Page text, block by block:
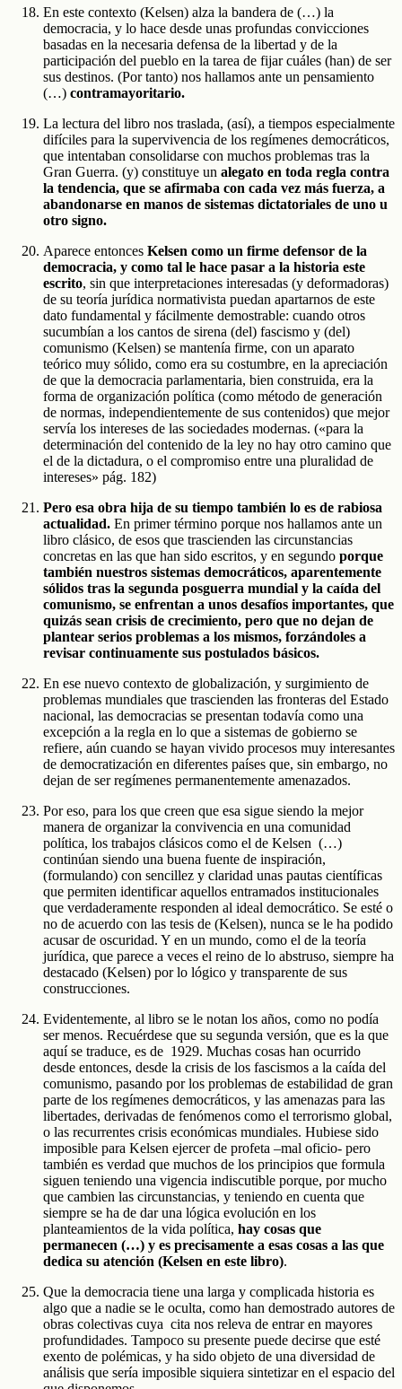
En este contexto (Kelsen) alza la bandera de (…) la
democracia, y lo hace desde unas profundas convicciones
basadas en la necesaria defensa de la libertad y de la
participación del pueblo en la tarea de fijar cuáles (han) de ser
sus destinos. (Por tanto) nos hallamos ante un pensamiento
(…) contramayoritario.
La lectura del libro nos traslada, (así), a tiempos especialmente
difíciles para la supervivencia de los regímenes democráticos,
que intentaban consolidarse con muchos problemas tras la
Gran Guerra. (y) constituye un alegato en toda regla contra
la tendencia, que se afirmaba con cada vez más fuerza, a
abandonarse en manos de sistemas dictatoriales de uno u
otro signo.
Aparece entonces Kelsen como un firme defensor de la
democracia, y como tal le hace pasar a la historia este
escrito, sin que interpretaciones interesadas (y deformadoras)
de su teoría jurídica normativista puedan apartarnos de este
dato fundamental y fácilmente demostrable: cuando otros
sucumbían a los cantos de sirena (del) fascismo y (del)
comunismo (Kelsen) se mantenía firme, con un aparato
teórico muy sólido, como era su costumbre, en la apreciación
de que la democracia parlamentaria, bien construida, era la
forma de organización política (como método de generación
de normas, independientemente de sus contenidos) que mejor
servía los intereses de las sociedades modernas. («para la
determinación del contenido de la ley no hay otro camino que
el de la dictadura, o el compromiso entre una pluralidad de
intereses» pág. 182)
Pero esa obra hija de su tiempo también lo es de rabiosa
actualidad. En primer término porque nos hallamos ante un
libro clásico, de esos que trascienden las circunstancias
concretas en las que han sido escritos, y en segundo porque
también nuestros sistemas democráticos, aparentemente
sólidos tras la segunda posguerra mundial y la caída del
comunismo, se enfrentan a unos desafíos importantes, que
quizás sean crisis de crecimiento, pero que no dejan de
plantear serios problemas a los mismos, forzándoles a
revisar continuamente sus postulados básicos.
En ese nuevo contexto de globalización, y surgimiento de
problemas mundiales que trascienden las fronteras del Estado
nacional, las democracias se presentan todavía como una
excepción a la regla en lo que a sistemas de gobierno se
refiere, aún cuando se hayan vivido procesos muy interesantes
de democratización en diferentes países que, sin embargo, no
dejan de ser regímenes permanentemente amenazados.
Por eso, para los que creen que esa sigue siendo la mejor
manera de organizar la convivencia en una comunidad
política, los trabajos clásicos como el de Kelsen (…)
continúan siendo una buena fuente de inspiración,
(formulando) con sencillez y claridad unas pautas científicas
que permiten identificar aquellos entramados institucionales
que verdaderamente responden al ideal democrático. Se esté o
no de acuerdo con las tesis de (Kelsen), nunca se le ha podido
acusar de oscuridad. Y en un mundo, como el de la teoría
jurídica, que parece a veces el reino de lo abstruso, siempre ha
destacado (Kelsen) por lo lógico y transparente de sus
construcciones.
Evidentemente, al libro se le notan los años, como no podía
ser menos. Recuérdese que su segunda versión, que es la que
aquí se traduce, es de 1929. Muchas cosas han ocurrido
desde entonces, desde la crisis de los fascismos a la caída del
comunismo, pasando por los problemas de estabilidad de gran
parte de los regímenes democráticos, y las amenazas para las
libertades, derivadas de fenómenos como el terrorismo global,
o las recurrentes crisis económicas mundiales. Hubiese sido
imposible para Kelsen ejercer de profeta –mal oficio- pero
también es verdad que muchos de los principios que formula
siguen teniendo una vigencia indiscutible porque, por mucho
que cambien las circunstancias, y teniendo en cuenta que
siempre se ha de dar una lógica evolución en los
planteamientos de la vida política, hay cosas que
permanecen (…) y es precisamente a esas cosas a las que
dedica su atención (Kelsen en este libro).
Que la democracia tiene una larga y complicada historia es
algo que a nadie se le oculta, como han demostrado autores de
obras colectivas cuya cita nos releva de entrar en mayores
profundidades. Tampoco su presente puede decirse que esté
exento de polémicas, y ha sido objeto de una diversidad de
análisis que sería imposible siquiera sintetizar en el espacio del